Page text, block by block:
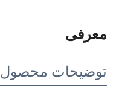
معرفی
توضیحات محصول